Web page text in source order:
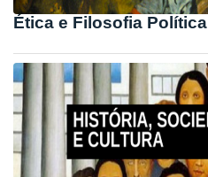
Ética e Filosofia Política